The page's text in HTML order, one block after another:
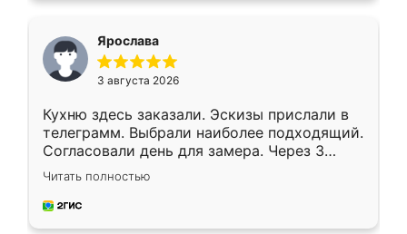
Ярослава
3 августа 2026
Кухню здесь заказали. Эскизы прислали в
телеграмм. Выбрали наиболее подходящий.
Согласовали день для замера. Через 3
недели кухня была уже готова. Остались
довольны работой. Спасибо Ренессанс
мебель за качественную работу!
Читать полностью